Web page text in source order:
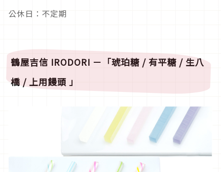
公休日：不定期
鶴屋吉信 IRODORI －「琥珀糖 / 有平糖 / 生八
橋 / 上用饅頭 」